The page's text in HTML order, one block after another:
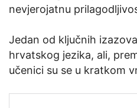
nevjerojatnu
Jedan od ključnih
hrvatskog jezika, ali,
učenici su se u kratkom